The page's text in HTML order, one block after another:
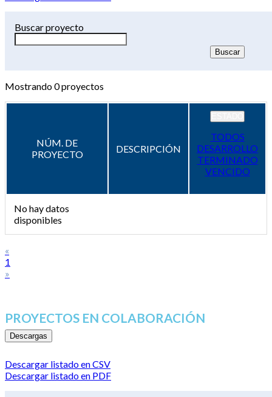
Buscar proyecto
Mostrando0proyectos
NÚM. DE
PROYECTO
DESCRIPCIÓN
TODOS
DESARROLLO
TERMINADO
VENCIDO
No hay datos
disponibles
«
1
»
PROYECTOS EN COLABORACIÓN
Descargas
Descargar listado en CSV
Descargar listado en PDF